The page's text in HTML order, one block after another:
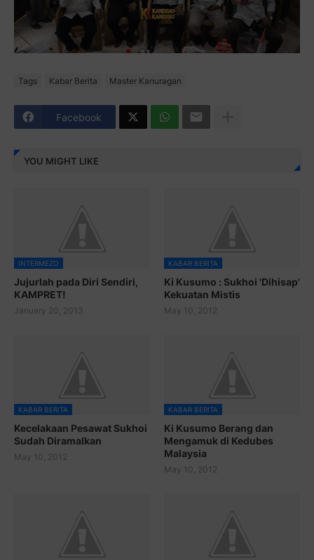
Tags Kabar Berita Master Kanuragan
Facebook
YOU MIGHT LIKE
INTERMEZO
Jujurlah pada Diri Sendiri,
KAMPRET!
January 20, 2013
KABAR BERITA
Ki Kusumo : Sukhoi 'Dihisap'
Kekuatan Mistis
May 10, 2012
KABAR BERITA
Kecelakaan Pesawat Sukhoi
Sudah Diramalkan
May 10, 2012
KABAR BERITA
Ki Kusumo Berang dan
Mengamuk di Kedubes
Malaysia
May 10, 2012